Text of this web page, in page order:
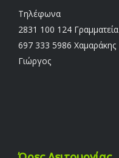
Τηλέφωνα
2831 100 124 Γραμματεία
697 333 5986 Χαμαράκης
Γιώργος